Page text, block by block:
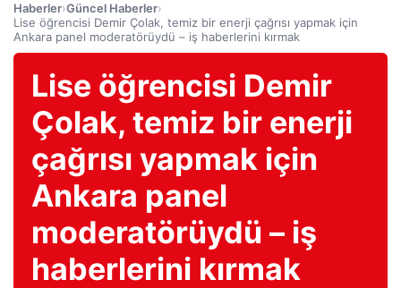
Haberler›Güncel Haberler›
Lise öğrencisi Demir Çolak, temiz bir enerji çağrısı yapmak için
Ankara panel moderatörüydü – iş haberlerini kırmak
Lise öğrencisi Demir
Çolak, temiz bir enerji
çağrısı yapmak için
Ankara panel
moderatörüydü – iş
haberlerini kırmak